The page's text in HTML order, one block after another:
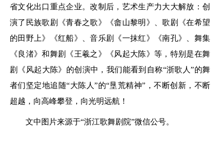
省文化出口重点企业。改制后，艺术生产力大大解放：创
演了民族歌剧《青春之歌》《畲山黎明》、歌剧《在希望
的田野上》《红船》、音乐剧《一抹红》《南孔》、舞集
《良渚》和舞剧《王羲之》《风起大陈》等，特别是在舞
剧《风起大陈》的创演中，我们能看到自称“浙歌人”的舞
者们坚定地追随“大陈人”的“垦荒精神”，不断创新，不断
超越，向高峰攀登，向光明远航！
文中图片来源于“浙江歌舞剧院”微信公号。